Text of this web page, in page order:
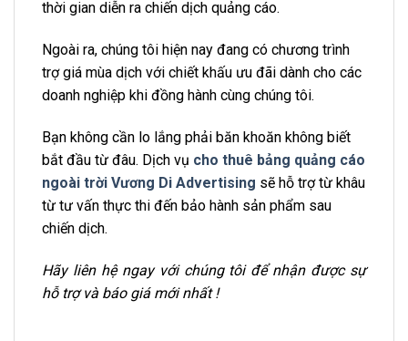
thời gian diễn ra chiến dịch quảng cáo.
Ngoài ra, chúng tôi hiện nay đang có chương trình
trợ giá mùa dịch với chiết khấu ưu đãi dành cho các
doanh nghiệp khi đồng hành cùng chúng tôi.
Bạn không cần lo lắng phải băn khoăn không biết
bắt đầu từ đâu. Dịch vụ cho thuê bảng quảng cáo
ngoài trời Vương Di Advertising sẽ hỗ trợ từ khâu
từ tư vấn thực thi đến bảo hành sản phẩm sau
chiến dịch.
Hãy liên hệ ngay với chúng tôi để nhận được sự
hỗ trợ và báo giá mới nhất !